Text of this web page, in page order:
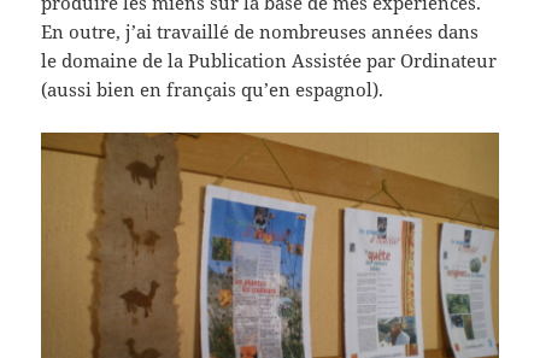
En outre, j’ai travaillé de nombreuses années dans
le domaine de la Publication Assist´ee par Ordinateur
(aussi bien en français qu’en espagnol).